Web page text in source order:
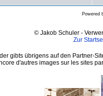
Powered
© Jakob Schuler -
Zur
gibts übrigens auf den Partner-
d'autres images sur les sites